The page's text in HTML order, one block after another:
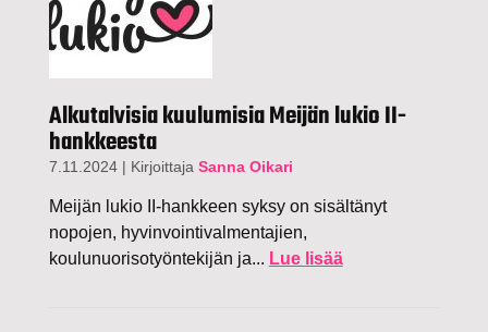
Alkutalvisia kuulumisia Meijän lukio II-
hankkeesta
7.11.2024 | Kirjoittaja Sanna Oikari
Meijän lukio II-hankkeen syksy on sisältänyt
nopojen, hyvinvointivalmentajien,
koulunuorisotyöntekijän ja... Lue lisää